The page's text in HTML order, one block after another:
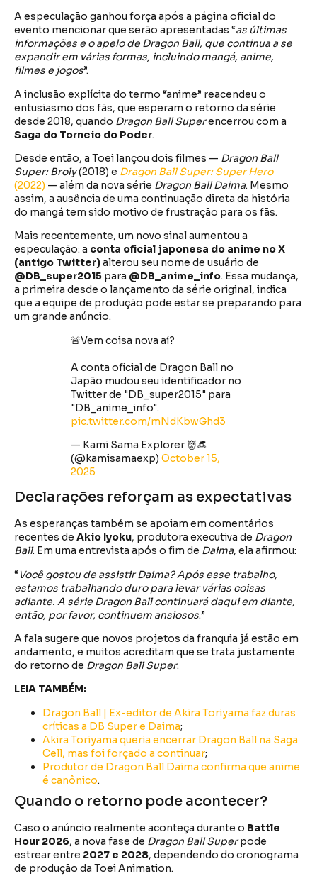
A especulação ganhou força após a página oficial do
evento mencionar que serão apresentadas “as últimas
informações e o apelo de Dragon Ball, que continua a se
expandir em várias formas, incluindo mangá, anime,
filmes e jogos”.
A inclusão explícita do termo “anime” reacendeu o
entusiasmo dos fãs, que esperam o retorno da série
desde 2018, quando Dragon Ball Superencerrou com a
Saga do Torneio do Poder.
Desde então, a Toei lançou dois filmes — Dragon Ball
Super: Broly(2018) e Dragon Ball Super: Super Hero
(2022) — além da nova série Dragon Ball Daima. Mesmo
assim, a ausência de uma continuação direta da história
do mangá tem sido motivo de frustração para os fãs.
Mais recentemente, um novo sinal aumentou a
especulação: a conta oficial japonesa do anime no X
(antigo Twitter)alterou seu nome de usuário de
@DB_super2015 para @DB_anime_info. Essa mudança,
a primeira desde o lançamento da série original, indica
que a equipe de produção pode estar se preparando para
um grande anúncio.
🚨Vem coisa nova aí?
A conta oficial de Dragon Ball no
Japão mudou seu identificador no
Twitter de "DB_super2015" para
"DB_anime_info".
pic.twitter.com/mNdKbwGhd3
— Kami Sama Explorer 👹👒
(@kamisamaexp) October 15,
2025
Declarações reforçam as expectativas
As esperanças também se apoiam em comentários
recentes de Akio Iyoku, produtora executiva de Dragon
Ball. Em uma entrevista após o fim de Daima, ela afirmou:
“Você gostou de assistir Daima? Após esse trabalho,
estamos trabalhando duro para levar várias coisas
adiante. A série Dragon Ball continuará daqui em diante,
então, por favor, continuem ansiosos.”
A fala sugere que novos projetos da franquia já estão em
andamento, e muitos acreditam que se trata justamente
do retorno de Dragon Ball Super.
LEIA TAMBÉM:
Dragon Ball | Ex-editor de Akira Toriyama faz duras
críticas a DB Super e Daima;
Akira Toriyama queria encerrar Dragon Ball na Saga
Cell, mas foi forçado a continuar;
Produtor de Dragon Ball Daima confirma que anime
é canônico.
Quando o retorno pode acontecer?
Caso o anúncio realmente aconteça durante o Battle
Hour 2026, a nova fase de Dragon Ball Superpode
estrear entre 2027 e 2028, dependendo do cronograma
de produção da Toei Animation.